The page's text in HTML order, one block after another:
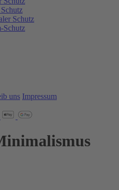
Schutz
Schutz
uns Impressum